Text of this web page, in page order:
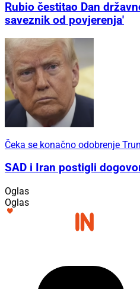
Rubio čestitao Dan
saveznik od povjerenja'
Čeka se konačno odobrenje
SAD i Iran postigli
Oglas
Oglas